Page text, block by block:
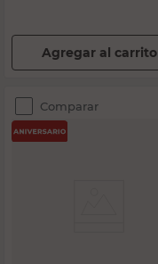
Agregar al carrito
Comparar